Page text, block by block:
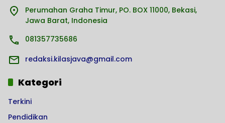
Perumahan Graha Timur, PO. BOX 11000, Bekasi,
Jawa Barat, Indonesia
081357735686
redaksi.kilasjava@gmail.com
Kategori
Terkini
Pendidikan